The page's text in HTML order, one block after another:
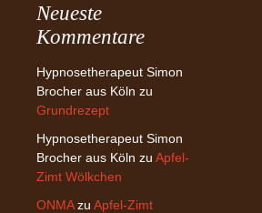
Neueste
Kommentare
Hypnosetherapeut Simon
Brocher aus Köln zu
Grundrezept
Hypnosetherapeut Simon
Brocher aus Köln zu Apfel-
Zimt Wölkchen
ONMAzu Apfel-Zimt